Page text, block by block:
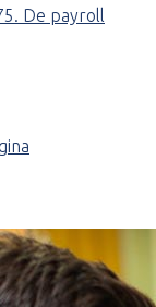
De payroll